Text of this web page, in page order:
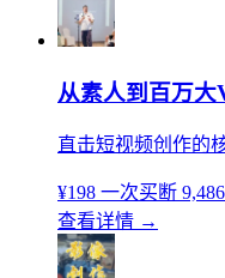
从素人到百万
直击短视频创作的
¥198 一次买断
查看详情 →